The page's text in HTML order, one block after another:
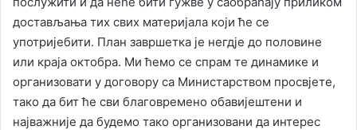
достављања тих свих материјала који ће се
употријебити. План завршетка је негдје до половине
или краја октобра. Ми ћемо се спрам те динамике и
организовати у договору са Министарством просвјете,
тако да бит ће сви благовремено обавијештени и
најважније да будемо тако организовани да интерес